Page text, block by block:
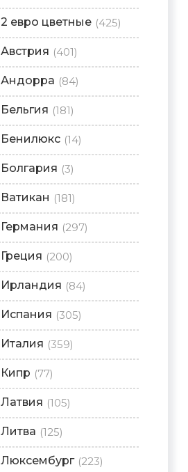
2 евро цветные (425)
Австрия (401)
Андорра (84)
Бельгия (181)
Бенилюкс (14)
Болгария (3)
Ватикан (181)
Германия (297)
Греция (200)
Ирландия (84)
Испания (305)
Италия (359)
Кипр (77)
Латвия (105)
Литва (125)
Люксембург (223)